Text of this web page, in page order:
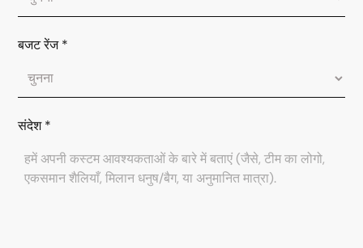
बजट रेंज *
संदेश *